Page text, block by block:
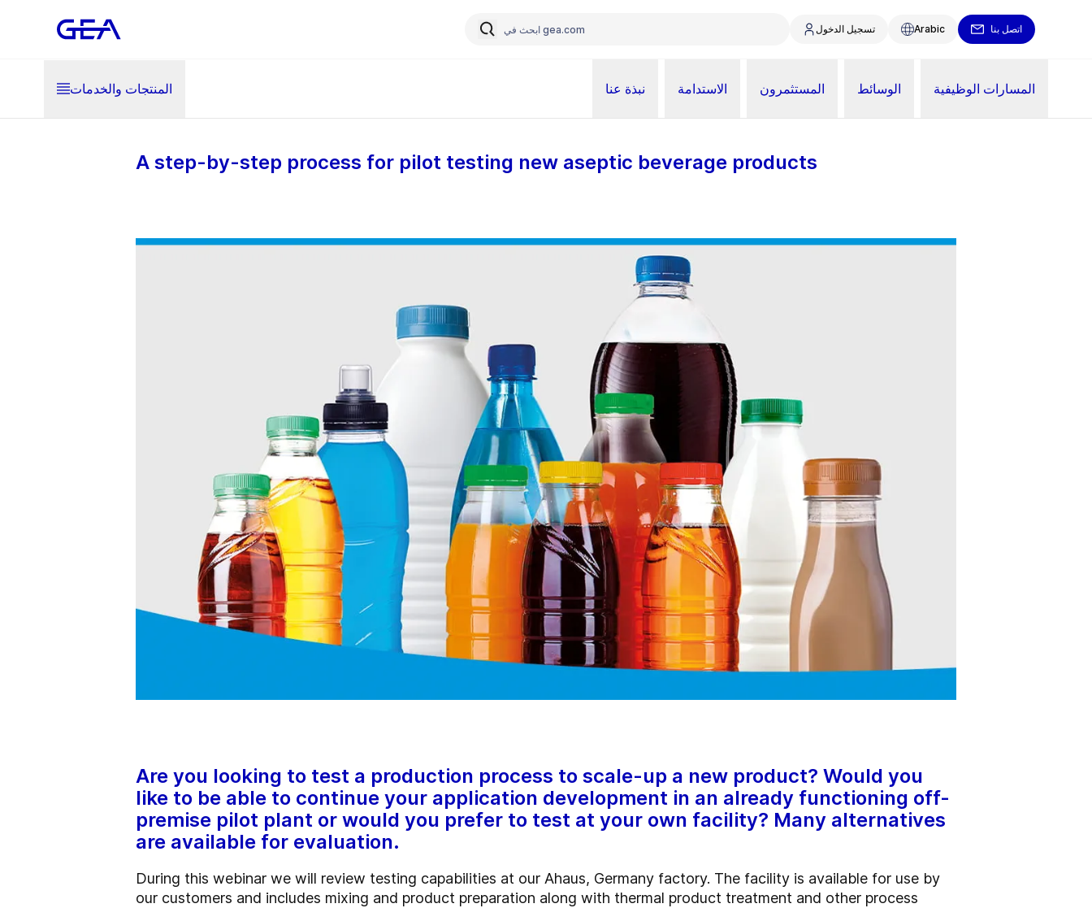
تسجيل الدخول Arabic اتصل بنا
المنتجات والخدمات نبذة عنا الاستدامة المستثمرون الوسائط المسارات الوظيفية
A step-by-step process for pilot testing new aseptic beverage products
Are you looking to test a production process to scale-up a new product? Would you
like to be able to continue your application development in an already functioning off-
premise pilot plant or would you prefer to test at your own facility? Many alternatives
are available for evaluation.
During this webinar we will review testing capabilities at our Ahaus, Germany factory. The facility is available for use by
our customers and includes mixing and product preparation along with thermal product treatment and other process